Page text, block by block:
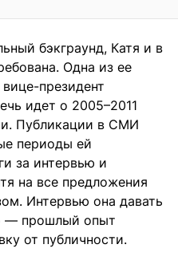
бэкграунд, Катя и в
Одна из ее
президент
идет о 2005–2011
Публикации в СМИ
периоды ей
за интервью и
на все предложения
Интервью она давать
— прошлый опыт
от публичности.